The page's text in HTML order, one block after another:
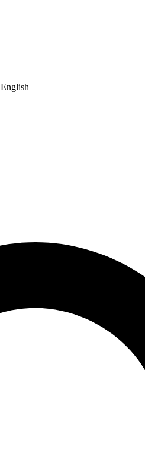
English